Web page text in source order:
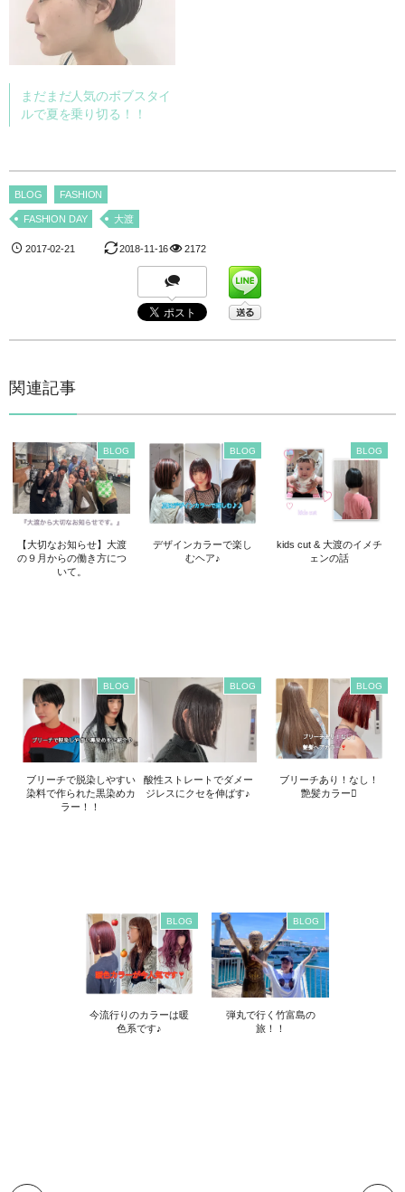
まだまだ人気のボブスタイ
ルで夏を乗り切る！！
BLOG FASHION
FASHION DAY 大渡
2017-02-21 2018-11-16 2172
関連記事
BLOG
【大切なお知らせ】大渡
の９月からの働き方につ
いて。
BLOG
デザインカラーで楽し
むヘア♪
BLOG
kids cut & 大渡のイメチ
ェンの話
BLOG
ブリーチで脱染しやすい
染料で作られた黒染めカ
ラー！！
BLOG
酸性ストレートでダメー
ジレスにクセを伸ばす♪
BLOG
ブリーチあり！なし！
艶髪カラー
BLOG
今流行りのカラーは暖
色系です♪
BLOG
弾丸で行く竹富島の
旅！！